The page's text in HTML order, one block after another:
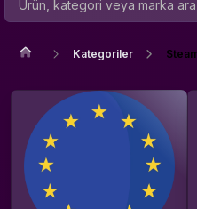
Kategoriler